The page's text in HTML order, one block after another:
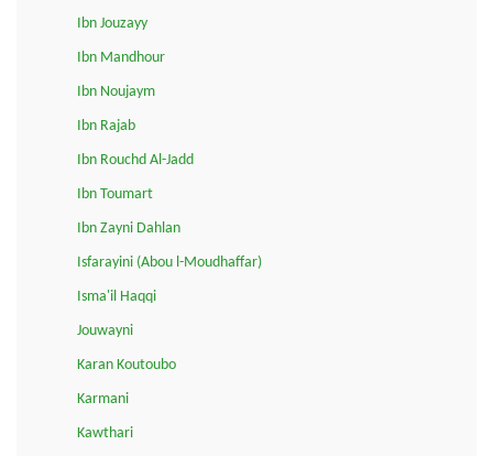
Ibn Jouzayy
Ibn Mandhour
Ibn Noujaym
Ibn Rajab
Ibn Rouchd Al-Jadd
Ibn Toumart
Ibn Zayni Dahlan
Isfarayini (Abou l-Moudhaffar)
Isma'il Haqqi
Jouwayni
Karan Koutoubo
Karmani
Kawthari